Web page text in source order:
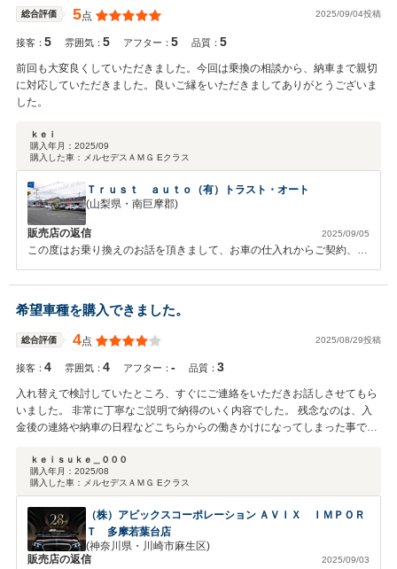
と共にこれからもサポートさせて頂きますので、何かございましたらお
気軽にお申し付けくださいませ。 今後とも末永いお付き合いの程どう
ぞ宜しくお願い致します。
総合評価 5点 2025/09/04投稿
接客：5 雰囲気：5 アフター：5 品質：5
前回も大変良くしていただきました。今回は乗換の相談から、納車まで親切
に対応していただきました。良いご縁をいただきましてありがとうございま
した。
ｋｅｉ
購入年月： 2025/09
購入した車：
メルセデスＡＭＧ Eクラス
Ｔｒｕｓｔ ａｕｔｏ（有）トラスト・オート
(山梨県・南巨摩郡)
販売店の返信 2025/09/05
この度はお乗り換えのお話を頂きまして、お車の仕入れからご契約、納
車整備～ボディーコーティング等、お客様のご依頼をイメージしなが
ら、喜んで頂けたらと思いながら無事に納車出来まして嬉しく思いま
す。2台目のメルセデスＡＭＧのご購入感謝しております。これからも
何卒宜しくお願い申し上げます。
希望車種を購入できました。
総合評価 4点 2025/08/29投稿
接客：4 雰囲気：4 アフター：- 品質：3
入れ替えで検討していたところ、すぐにご連絡をいただきお話しさせてもら
いました。 非常に丁寧なご説明で納得のいく内容でした。 残念なのは、入
金後の連絡や納車の日程などこちらからの働きかけになってしまった事でし
ｋｅｉｓｕｋｅ＿０００
購入年月： 2025/08
購入した車：
メルセデスＡＭＧ Eクラス
（株）アビックスコーポレーション ＡＶＩＸ ＩＭＰＯＲ
Ｔ 多摩若葉台店
(神奈川県・川崎市麻生区)
販売店の返信
2025/09/03